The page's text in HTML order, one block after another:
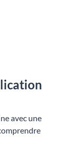
avec une